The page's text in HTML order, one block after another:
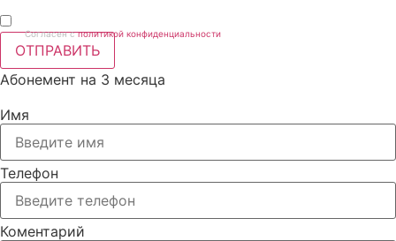
Согласен с политикой конфиденциальности
ОТПРАВИТЬ
Абонемент на 3 месяца
Имя
Телефон
Коментарий